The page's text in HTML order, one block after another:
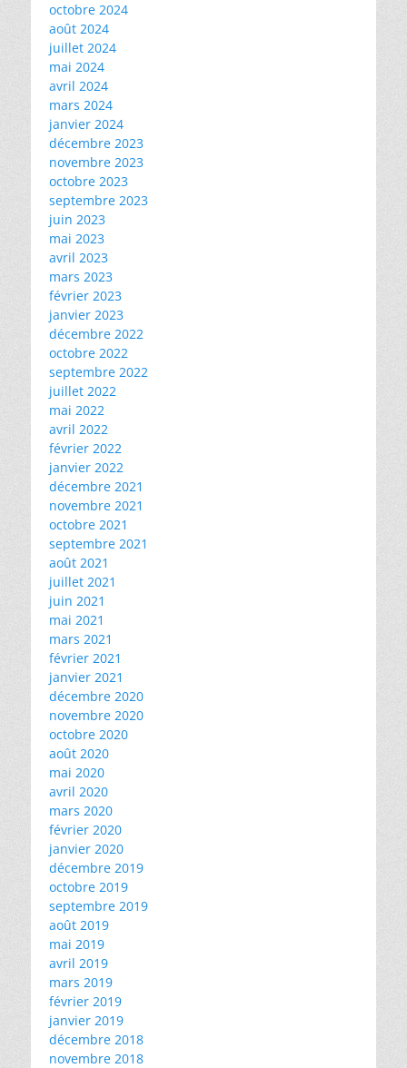
octobre 2024
août 2024
juillet 2024
mai 2024
avril 2024
mars 2024
janvier 2024
décembre 2023
novembre 2023
octobre 2023
septembre 2023
juin 2023
mai 2023
avril 2023
mars 2023
février 2023
janvier 2023
décembre 2022
octobre 2022
septembre 2022
juillet 2022
mai 2022
avril 2022
février 2022
janvier 2022
décembre 2021
novembre 2021
octobre 2021
septembre 2021
août 2021
juillet 2021
juin 2021
mai 2021
mars 2021
février 2021
janvier 2021
décembre 2020
novembre 2020
octobre 2020
août 2020
mai 2020
avril 2020
mars 2020
février 2020
janvier 2020
décembre 2019
octobre 2019
septembre 2019
août 2019
mai 2019
avril 2019
mars 2019
février 2019
janvier 2019
décembre 2018
novembre 2018